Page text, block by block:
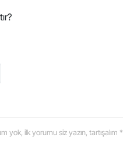
yok, ilk yorumu siz yazın, tartışalım *